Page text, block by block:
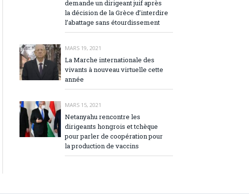
demande un dirigeant juif après
la décision de la Grèce d’interdire
l’abattage sans étourdissement
MARS 19, 2021
La Marche internationale des
vivants à nouveau virtuelle cette
année
MARS 15, 2021
Netanyahu rencontre les
dirigeants hongrois et tchèque
pour parler de coopération pour
la production de vaccins